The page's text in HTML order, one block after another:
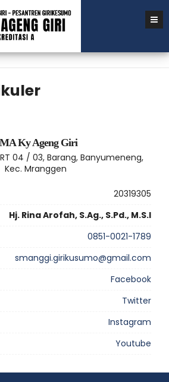
Ky Ageng Giri
04 / 03, Barang, Banyumeneng,
Kec. Mranggen
20319305
Hj. Rina Arofah, S.Ag., S.Pd., M.S.I
0851-0021-1789
smanggi.girikusumo@gmail.com
Facebook
Twitter
Instagram
Youtube